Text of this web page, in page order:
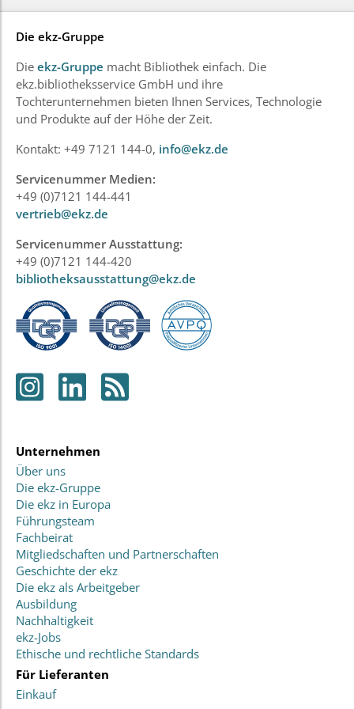
Die ekz-Gruppe
Die ekz-Gruppe macht Bibliothek einfach. Die
ekz.bibliotheksservice GmbH und ihre
Tochterunternehmen bieten Ihnen Services, Technologie
und Produkte auf der Höhe der Zeit.
Kontakt: +49 7121 144-0, info@ekz.de
Servicenummer Medien:
+49 (0)7121 144-441
vertrieb@ekz.de
Servicenummer Ausstattung:
+49 (0)7121 144-420
bibliotheksausstattung@ekz.de
Unternehmen
Über uns
Die ekz-Gruppe
Die ekz in Europa
Führungsteam
Fachbeirat
Mitgliedschaften und Partnerschaften
Geschichte der ekz
Die ekz als Arbeitgeber
Ausbildung
Nachhaltigkeit
ekz-Jobs
Ethische und rechtliche Standards
Für Lieferanten
Einkauf